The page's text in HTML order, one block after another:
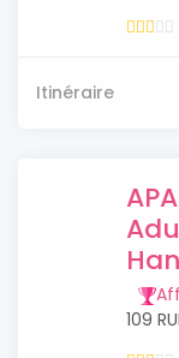
Itinéraire
109